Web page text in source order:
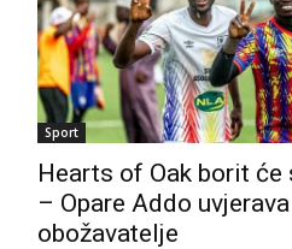
Sport
Hearts of Oak borit će
– Opare Addo uvjerava
obožavatelje